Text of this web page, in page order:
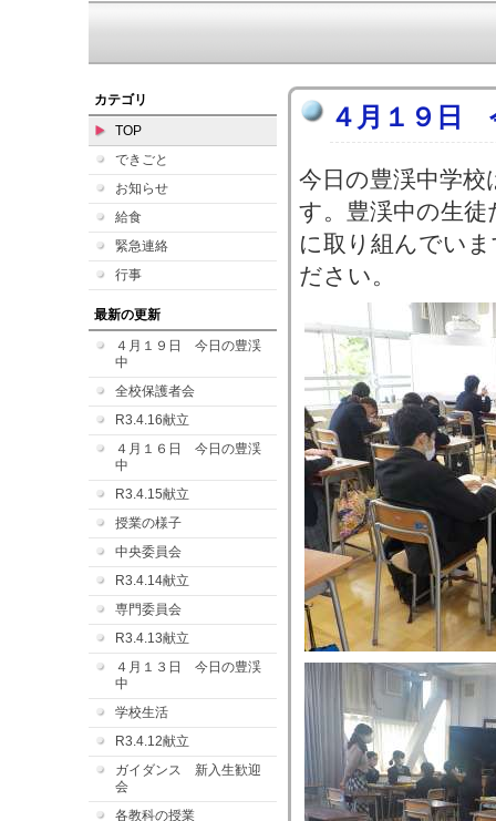
カテゴリ
TOP
できごと
お知らせ
給食
緊急連絡
行事
最新の更新
４月１９日 今日の豊渓
中
全校保護者会
R3.4.16献立
４月１６日 今日の豊渓
中
R3.4.15献立
授業の様子
中央委員会
R3.4.14献立
専門委員会
R3.4.13献立
４月１３日 今日の豊渓
中
学校生活
R3.4.12献立
ガイダンス 新入生歓迎
会
各教科の授業
４月１９日
今日の豊渓中学校
す。豊渓中の生
に取り組んでい
ださい。